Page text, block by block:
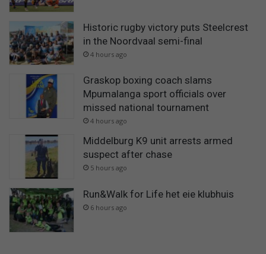
Historic rugby victory puts Steelcrest
in the Noordvaal semi-final
4 hours ago
Graskop boxing coach slams
Mpumalanga sport officials over
missed national tournament
4 hours ago
Middelburg K9 unit arrests armed
suspect after chase
5 hours ago
Run&Walk for Life het eie klubhuis
6 hours ago